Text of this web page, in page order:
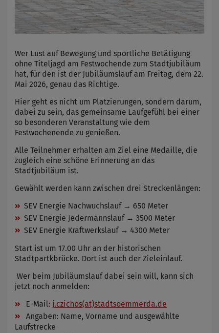
Wer Lust auf Bewegung und sportliche Betätigung
ohne Titeljagd am Festwochende zum Stadtjubiläum
hat, für den ist der Jubiläumslauf am Freitag, dem 22.
Mai 2026, genau das Richtige.
Hier geht es nicht um Platzierungen, sondern darum,
dabei zu sein, das gemeinsame Laufgefühl bei einer
so besonderen Veranstaltung wie dem
Festwochenende zu genießen.
Alle Teilnehmer erhalten am Ziel eine Medaille, die
zugleich eine schöne Erinnerung an das
Stadtjubiläum ist.
Gewählt werden kann zwischen drei Streckenlängen:
SEV Energie Nachwuchslauf → 650 Meter
SEV Energie Jedermannslauf → 3500 Meter
SEV Energie Kraftwerkslauf → 4300 Meter
Start ist um 17.00 Uhr an der historischen
Stadtpartkbrücke. Dort ist auch der Zieleinlauf.
Wer beim Jubiläumslauf dabei sein will, kann sich
jetzt noch anmelden:
E-Mail: j.czichos(at)stadtsoemmerda.de
Angaben: Name, Vorname und ausgewählte
Laufstrecke